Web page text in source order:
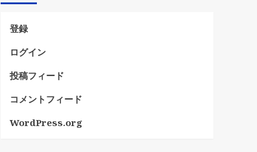
ー
登録
ログイン
投稿フィード
コメントフィード
WordPress.org